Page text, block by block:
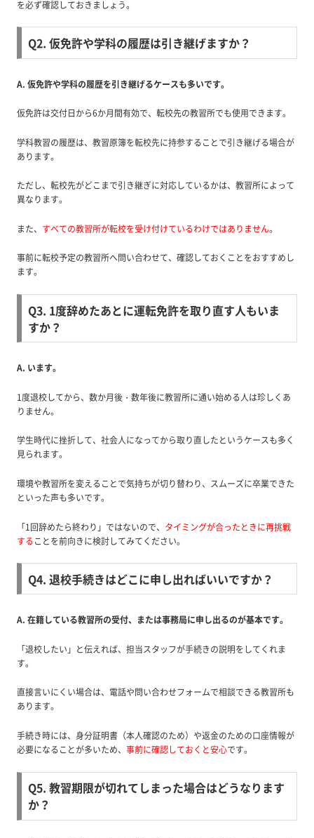
を必ず確認しておきましょう。
Q2. 仮免許や学科の履歴は引き継げますか？
A. 仮免許や学科の履歴を引き継げるケースも多いです。
仮免許は交付日から6か月間有効で、転校先の教習所でも使用できます。
学科教習の履歴は、教習原簿を転校先に持参することで引き継げる場合が
あります。
ただし、転校先がどこまで引き継ぎに対応しているかは、教習所によって
異なります。
また、 すべての教習所が転校を受け付けているわけではありません。
事前に転校予定の教習所へ問い合わせて、確認しておくことをおすすめし
ます。
Q3. 1度辞めたあとに運転免許を取り直す人もいま
すか？
A. います。
1度退校してから、数か月後・数年後に教習所に通い始める人は珍しくあ
りません。
学生時代に挫折して、社会人になってから取り直したというケースも多く
見られます。
環境や教習所を変えることで気持ちが切り替わり、スムーズに卒業できた
といった声も多いです。
「1回辞めたら終わり」ではないので、 タイミングが合ったときに再挑戦
することを前向きに検討してみてください。
Q4. 退校手続きはどこに申し出ればいいですか？
A. 在籍している教習所の受付、または事務局に申し出るのが基本です。
「退校したい」と伝えれば、担当スタッフが手続きの説明をしてくれま
す。
直接言いにくい場合は、電話や問い合わせフォームで相談できる教習所も
あります。
手続き時には、身分証明書（本人確認のため）や返金のための口座情報が
必要になることが多いため、 事前に確認しておくと安心です。
Q5. 教習期限が切れてしまった場合はどうなります
か？